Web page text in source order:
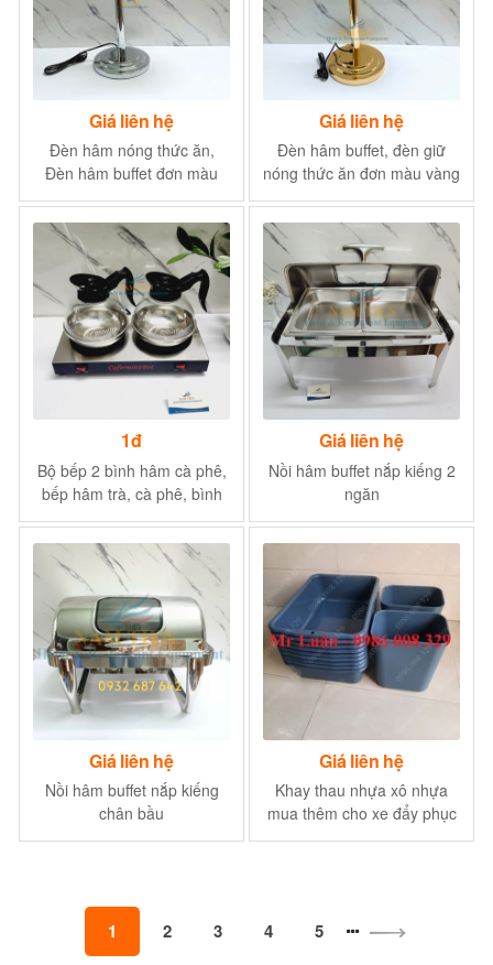
Giá liên hệ
Đèn hâm nóng thức ăn,
Đèn hâm buffet đơn màu
inox
Giá liên hệ
Đèn hâm buffet, đèn giữ
nóng thức ăn đơn màu vàng
1đ
Bộ bếp 2 bình hâm cà phê,
bếp hâm trà, cà phê, bình
hâm cà phê buffet
Giá liên hệ
Nồi hâm buffet nắp kiếng 2
ngăn
Giá liên hệ
Nồi hâm buffet nắp kiếng
chân bầu
Giá liên hệ
Khay thau nhựa xô nhựa
mua thêm cho xe đẩy phục
vụ
1 2 3 4 5